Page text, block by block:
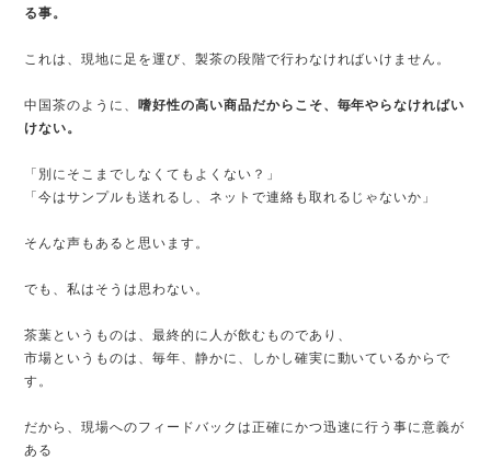
る事。
これは、現地に足を運び、製茶の段階で行わなければいけません。
中国茶のように、嗜好性の高い商品だからこそ、毎年やらなければい
けない。
「別にそこまでしなくてもよくない？」
「今はサンプルも送れるし、ネットで連絡も取れるじゃないか」
そんな声もあると思います。
でも、私はそうは思わない。
茶葉というものは、最終的に人が飲むものであり、
市場というものは、毎年、静かに、しかし確実に動いているからで
す。
だから、現場へのフィードバックは正確にかつ迅速に行う事に意義が
ある